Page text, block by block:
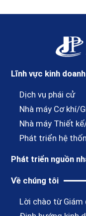
Lĩnh vực kinh doanh
Dịch vụ phái cử
Nhà máy Cơ khí/
Nhà máy Thiết
Phát triển hệ
Phát triển nguồn
Về chúng tôi
Lời chào từ Giám